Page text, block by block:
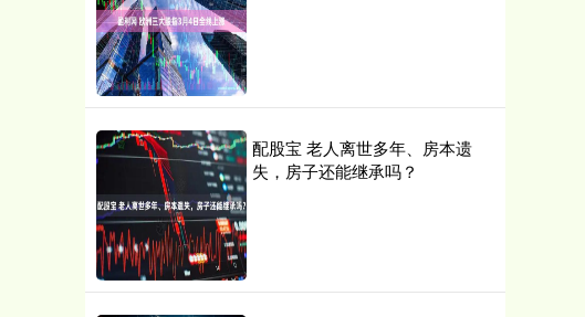
配股宝 老人离世多年、房本遗
失，房子还能继承吗？